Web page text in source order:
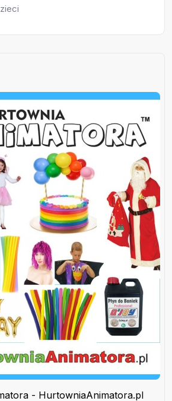
- HurtowniaAnimatora.pl